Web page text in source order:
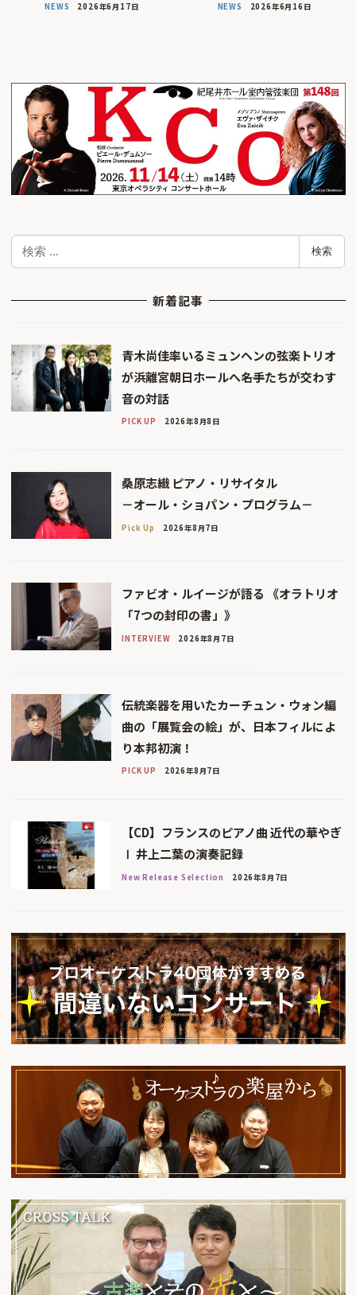
NEWS 2026年6月17日 NEWS 2026年6月16日
検
検索
新着記事
青木尚佳率いるミュンヘンの弦楽トリオ
が浜離宮朝日ホールへ――名手たちが交わす
音の対話
PICK UP 2026年8月8日
桑原志織 ピアノ・リサイタル
－オール・ショパン・プログラム－
Pick Up 2026年8月7日
ファビオ・ルイージが語る 《オラトリオ
「7つの封印の書」》
INTERVIEW 2026年8月7日
伝統楽器を用いたカーチュン・ウォン編
曲の「展覧会の絵」が、日本フィルによ
り本邦初演！
PICK UP 2026年8月7日
【CD】フランスのピアノ曲 近代の華やぎ
Ⅰ 井上二葉の演奏記録
New Release Selection 2026年8月7日